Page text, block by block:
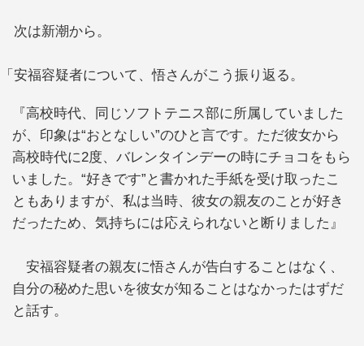
次は新潮から。
「安福容疑者について、悟さんがこう振り返る。
『高校時代、同じソフトテニス部に所属していました
が、印象は“おとなしい”のひと言です。ただ彼女から
高校時代に2度、バレンタインデーの時にチョコをもら
いました。“好きです”と書かれた手紙を受け取ったこ
ともありますが、私は当時、彼女の親友のことが好き
だったため、気持ちには応えられないと断りました』
安福容疑者の親友に悟さんが告白することはなく、
自分の秘めた思いを彼女が知ることはなかったはずだ
と話す。